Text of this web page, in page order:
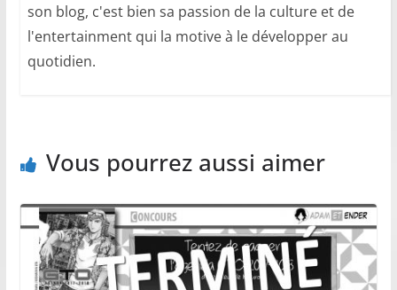
son blog, c'est bien sa passion de la culture et de
l'entertainment qui la motive à le développer au
quotidien.
Vous pourrez aussi aimer